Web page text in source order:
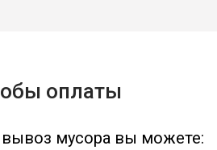
оплаты
вывоз мусора вы можете: